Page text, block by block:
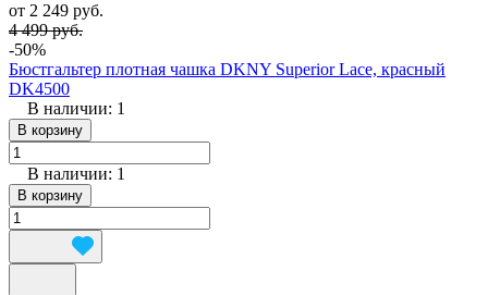
от 2 249 руб.
4 499 руб.
-50%
Бюстгальтер плотная чашка DKNY Superior Lace, красный
DK4500
В наличии: 1
В корзину
В наличии: 1
В корзину